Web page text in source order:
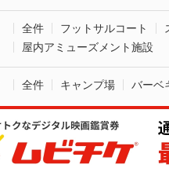
全件 フットサルコート
屋内アミューズメント施設
全件 キャンプ場 バーベ